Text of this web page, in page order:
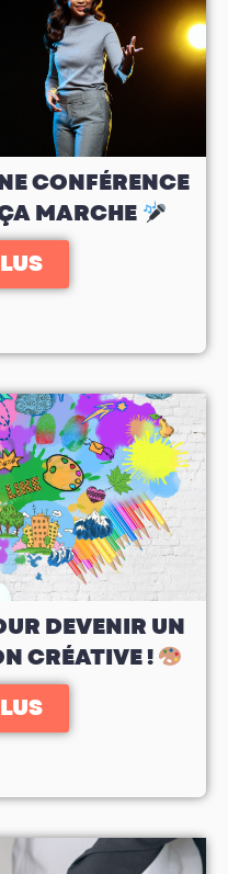
CONFÉRENCE
MARCHE
DEVENIR UN
CRÉATIVE !